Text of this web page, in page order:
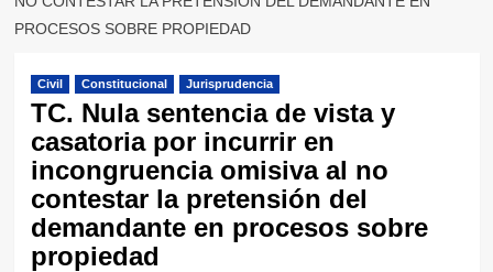
PROCESOS SOBRE PROPIEDAD
Civil Constitucional Jurisprudencia
TC. Nula sentencia de vista y
casatoria por incurrir en
incongruencia omisiva al no
contestar la pretensión del
demandante en procesos sobre
propiedad